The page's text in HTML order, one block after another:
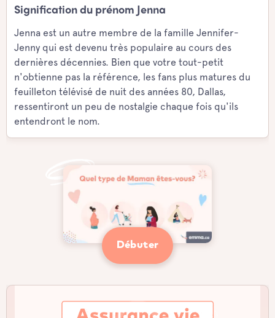
Signification du prénom Jenna
Jenna est un autre membre de la famille Jennifer-
Jenny qui est devenu très populaire au cours des
dernières décennies. Bien que votre tout-petit
n'obtienne pas la référence, les fans plus matures du
feuilleton télévisé de nuit des années 80, Dallas,
ressentiront un peu de nostalgie chaque fois qu'ils
entendront le nom.
Débuter